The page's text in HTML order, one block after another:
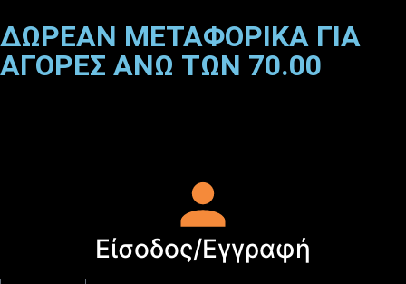
ΔΩΡΕΑΝ ΜΕΤΑΦΟΡΙΚΑ ΓΙΑ
ΑΓΟΡΕΣ ΑΝΩ ΤΩΝ 70.00
Είσοδος/Εγγραφή